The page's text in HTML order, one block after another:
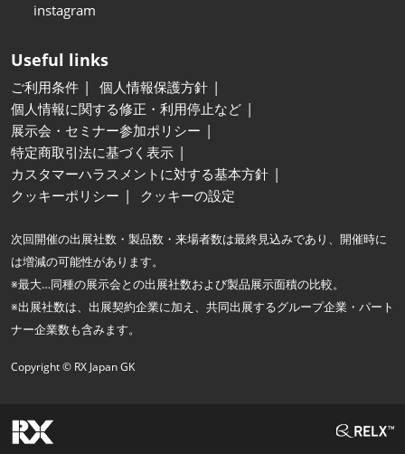
instagram
Useful links
ご利用条件
個人情報保護方針
個人情報に関する修正・利用停止など
展示会・セミナー参加ポリシー
特定商取引法に基づく表示
カスタマーハラスメントに対する基本方針
クッキーポリシー
クッキーの設定
次回開催の出展社数・製品数・来場者数は最終見込みであり、開催時に
は増減の可能性があります。
※最大…同種の展示会との出展社数および製品展示面積の比較。
※出展社数は、出展契約企業に加え、共同出展するグループ企業・パート
ナー企業数も含みます。
Copyright © RX Japan GK